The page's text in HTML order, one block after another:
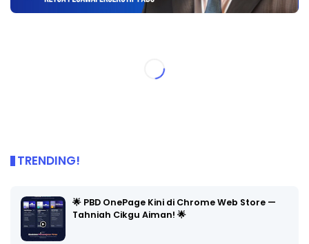
TRENDING!
🌟 PBD OnePage Kini di Chrome Web Store —
Tahniah Cikgu Aiman! 🌟